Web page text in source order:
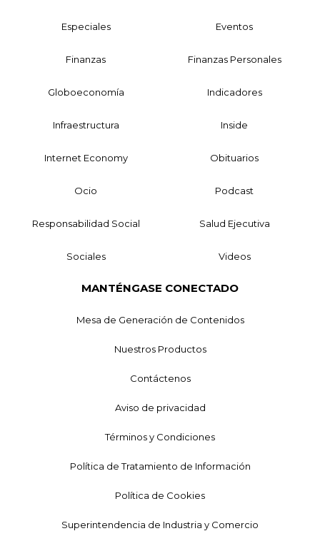
Especiales Eventos
Finanzas Finanzas Personales
Globoeconomía Indicadores
Infraestructura Inside
Internet Economy Obituarios
Ocio Podcast
Responsabilidad Social Salud Ejecutiva
Sociales Videos
MANTÉNGASE CONECTADO
Mesa de Generación de Contenidos
Nuestros Productos
Contáctenos
Aviso de privacidad
Términos y Condiciones
Política de Tratamiento de Información
Política de Cookies
Superintendencia de Industria y Comercio